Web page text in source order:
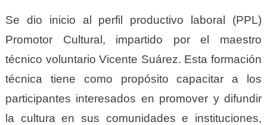
Se dio inicio al perfil productivo laboral (PPL)
Promotor Cultural, impartido por el maestro
técnico voluntario Vicente Suárez. Esta formación
técnica tiene como propósito capacitar a los
participantes interesados en promover y difundir
la cultura en sus comunidades e instituciones,